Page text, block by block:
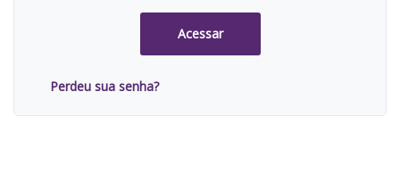
Acessar
Perdeu sua senha?